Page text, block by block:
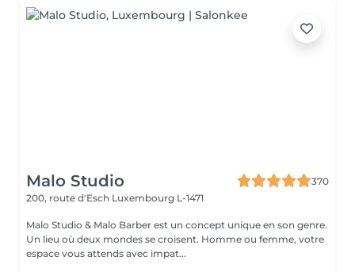
Malo Studio
370
200, route d'Esch Luxembourg L-1471
Malo Studio & Malo Barber est un concept unique en son genre.
Un lieu où deux mondes se croisent. Homme ou femme, votre
espace vous attends avec impat...